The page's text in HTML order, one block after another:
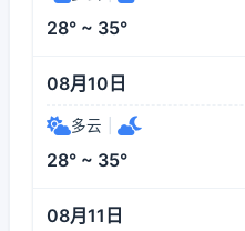
28° ~ 35°
08月10日
多云
28° ~ 35°
08月11日